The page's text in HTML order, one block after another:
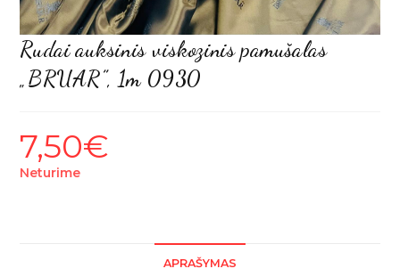
Rudai auksinis viskozinis pamušalas
„BRUAR”, 1m 0930
7,50€
Neturime
APRAŠYMAS